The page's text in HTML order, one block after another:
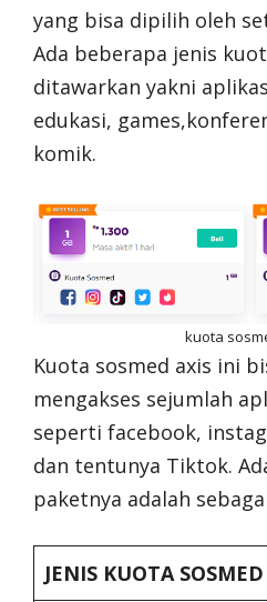
yang bisa dipilih oleh
Ada beberapa jenis
ditawarkan yakni
edukasi,
komik.
kuota
Kuota sosmed axis ini
mengakses sejumlah
seperti facebook,
dan tentunya Tiktok.
paketnya adalah
JENIS KUOTA